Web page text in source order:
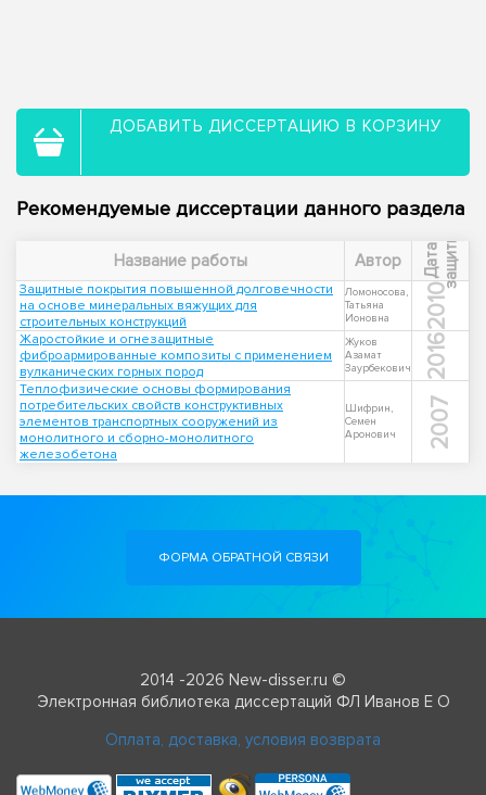
ДОБАВИТЬ ДИССЕРТАЦИЮ В КОРЗИНУ
Рекомендуемые диссертации данного раздела
Название работы Автор Д
а
т
а
з
а
щ
и
т ы
Защитные покрытия повышенной долговечности
на основе минеральных вяжущих для
строительных конструкций
Ломоносова,
Татьяна
Ионовна
2010
Жаростойкие и огнезащитные
фиброармированные композиты с применением
вулканических горных пород
Жуков
Азамат
Заурбекович
2016
Теплофизические основы формирования
потребительских свойств конструктивных
элементов транспортных сооружений из
монолитного и сборно-монолитного
железобетона
Шифрин,
Семен
Аронович
2007
ФОРМА ОБРАТНОЙ СВЯЗИ
2014 -2026 New-disser.ru ©
Электронная библиотека диссертаций ФЛ Иванов Е О
Оплата, доставка, условия возврата